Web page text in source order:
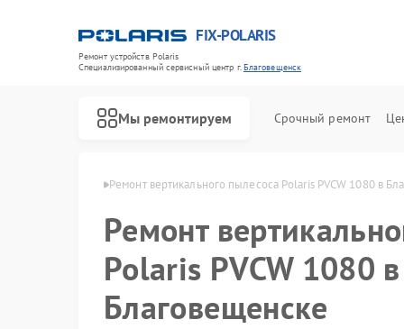
FIX-POLARIS
Ремонт устройств Polaris
Специализированный cервисный центр г.Благовещенск
Мы ремонтируем Срочный ремонт
в Благовещенске Ремонт вертикального пылесоса Polaris PVCW 1080 в
Ремонт
Polaris PVCW 1080 в
Благовещенске